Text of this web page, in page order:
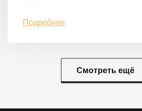
Подробнее
Смотреть ещё